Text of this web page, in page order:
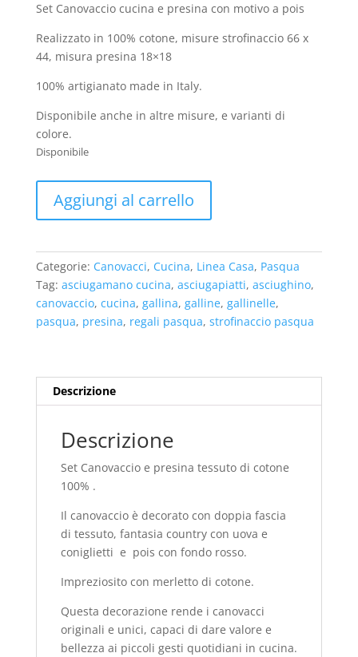
Set Canovaccio cucina e presina con motivo a pois
Realizzato in 100% cotone, misure strofinaccio 66 x
44, misura presina 18×18
100% artigianato made in Italy.
Disponibile anche in altre misure, e varianti di
colore.
Disponibile
presina
cucina
-
Uova
e
rosso
quantità
Aggiungi al carrello
Categorie: Canovacci, Cucina, Linea Casa, Pasqua
Tag: asciugamano cucina, asciugapiatti, asciughino,
canovaccio, cucina, gallina, galline, gallinelle,
pasqua, presina, regali pasqua, strofinaccio pasqua
Descrizione
Descrizione
Set Canovaccio e presina tessuto di cotone
100% .
Il canovaccio è decorato con doppia fascia
di tessuto, fantasia country con uova e
coniglietti e pois con fondo rosso.
Impreziosito con merletto di cotone.
Questa decorazione rende i canovacci
originali e unici, capaci di dare valore e
bellezza ai piccoli gesti quotidiani in cucina.